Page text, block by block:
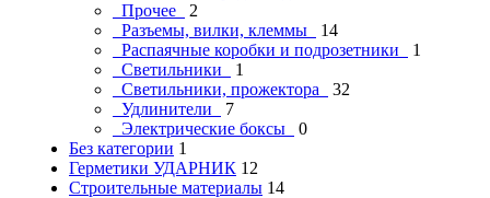
Прочее
2
Разъемы, вилки, клеммы
14
Распаячные коробки и подрозетники
1
Светильники
1
Светильники, прожектора
32
Удлинители
7
Электрические боксы
0
Без категории 1
Герметики УДАРНИК 12
Строительные материалы 14